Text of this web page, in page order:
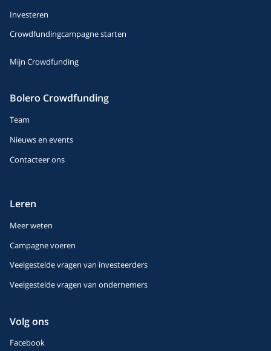
Investeren
Crowdfundingcampagne starten
Mijn Crowdfunding
Bolero Crowdfunding
Team
Nieuws en events
Contacteer ons
Leren
Meer weten
Campagne voeren
Veelgestelde vragen van investeerders
Veelgestelde vragen van ondernemers
Volg ons
Facebook